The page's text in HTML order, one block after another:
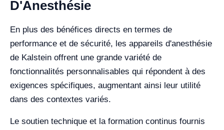
D'Anesthésie
En plus des bénéfices directs en termes de
performance et de sécurité, les appareils d'anesthésie
de Kalstein offrent une grande variété de
fonctionnalités personnalisables qui répondent à des
exigences spécifiques, augmentant ainsi leur utilité
dans des contextes variés.
Le soutien technique et la formation continus fournis